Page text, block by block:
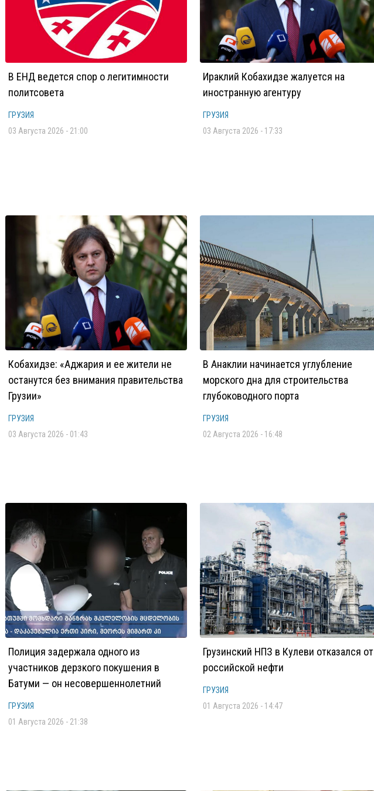
В ЕНД ведется спор о легитимности
политсовета
ГРУЗИЯ
03 Августа 2026 - 21:00
Ираклий Кобахидзе жалуется на
иностранную агентуру
ГРУЗИЯ
03 Августа 2026 - 17:33
Кобахидзе: «Аджария и ее жители не
останутся без внимания правительства
Грузии»
ГРУЗИЯ
03 Августа 2026 - 01:43
В Анаклии начинается углубление
морского дна для строительства
глубоководного порта
ГРУЗИЯ
02 Августа 2026 - 16:48
Полиция задержала одного из
участников дерзкого покушения в
Батуми — он несовершеннолетний
ГРУЗИЯ
01 Августа 2026 - 21:38
Грузинский НПЗ в Кулеви отказался от
российской нефти
ГРУЗИЯ
01 Августа 2026 - 14:47